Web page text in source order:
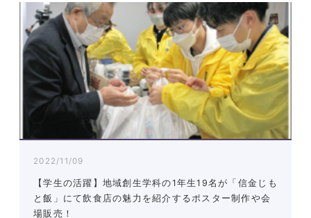
2022/11/09
【学生の活躍】地域創生学科の1年生19名が「信金じも
と飯」にて飲食店の魅力を紹介するポスター制作や会
場販売！